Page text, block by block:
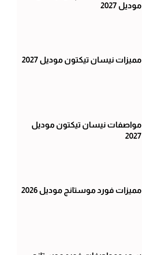
موديل 2027
مميزات نيسان تيكتون موديل 2027
مواصفات نيسان تيكتون موديل
2027
مميزات فورد موستانج موديل 2026